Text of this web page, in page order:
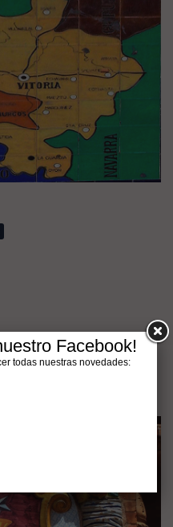
Facebook!
todas nuestras novedades: